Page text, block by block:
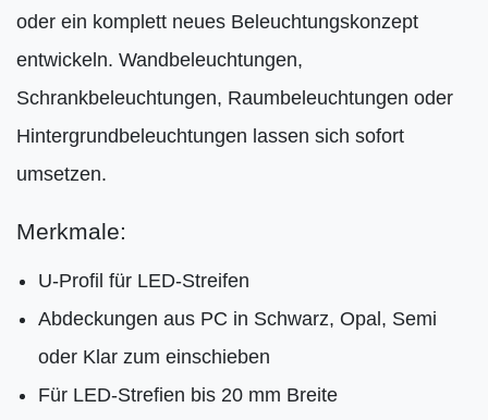
oder ein komplett neues Beleuchtungskonzept
entwickeln. Wandbeleuchtungen,
Schrankbeleuchtungen, Raumbeleuchtungen oder
Hintergrundbeleuchtungen lassen sich sofort
umsetzen.
Merkmale:
U-Profil für LED-Streifen
Abdeckungen aus PC in Schwarz, Opal, Semi
oder Klar zum einschieben
Für LED-Strefien bis 20 mm Breite